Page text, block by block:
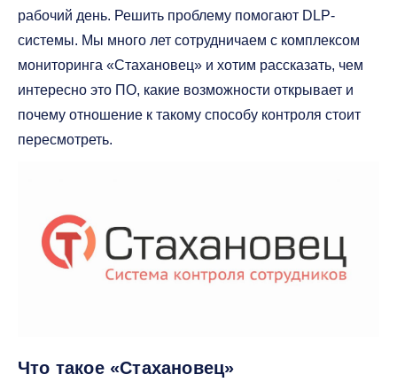
рабочий день. Решить проблему помогают DLP-
системы. Мы много лет сотрудничаем с комплексом
мониторинга «Стахановец» и хотим рассказать, чем
интересно это ПО, какие возможности открывает и
почему отношение к такому способу контроля стоит
пересмотреть.
Что такое «Стахановец»